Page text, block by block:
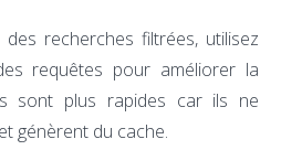
recherches filtrées, utilisez
requêtes pour améliorer la
sont plus rapides car ils ne
génèrent du cache.